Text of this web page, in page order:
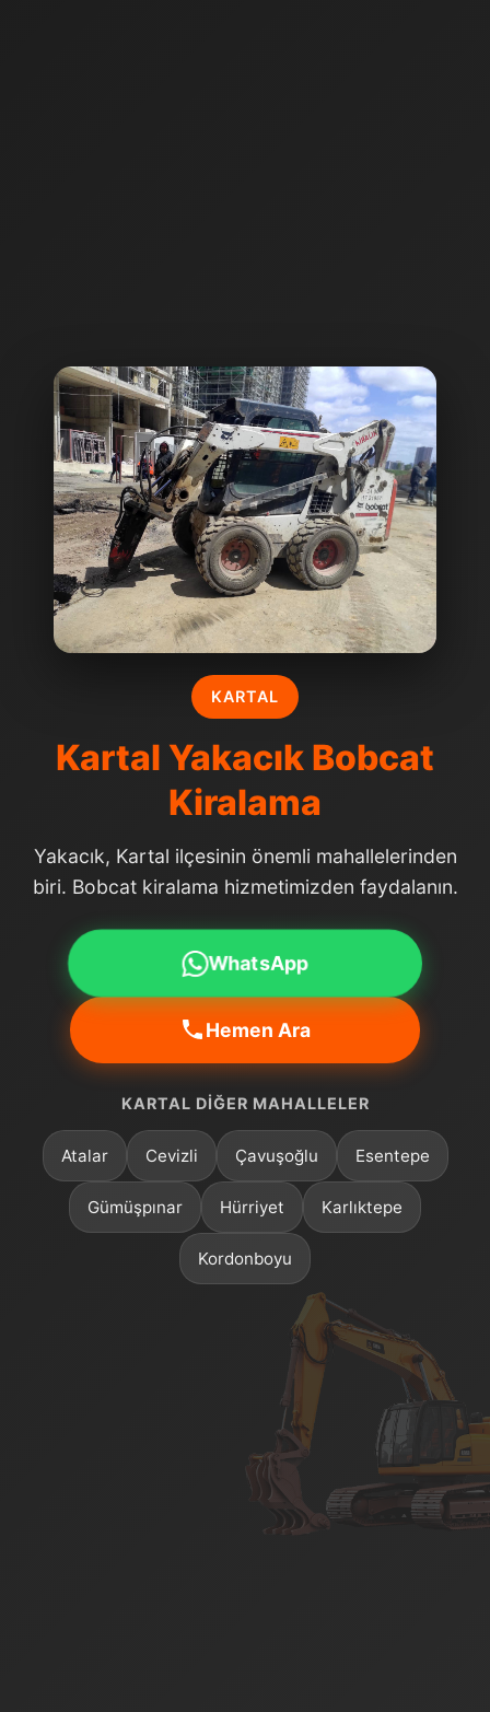
KARTAL
Kartal Yakacık Bobcat
Kiralama
Yakacık, Kartal ilçesinin önemli mahallelerinden
biri. Bobcat kiralama hizmetimizden faydalanın.
WhatsApp
Hemen Ara
KARTAL DIĞER MAHALLELER
Atalar Cevizli Çavuşoğlu Esentepe
Gümüşpınar Hürriyet Karlıktepe
Kordonboyu